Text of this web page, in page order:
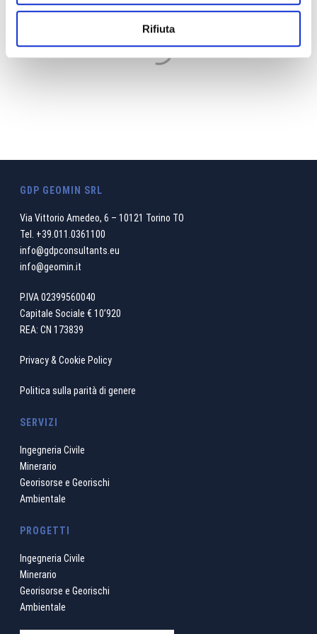
Rifiuta
Riteniamo che il nostro operato debba
di equilibrio etico e sostenibile fra le
cui contribuiamo
GDP GEOMIN SRL
Via Vittorio Amedeo, 6 – 10121 Torino TO
Tel. +39.011.0361100
info@gdpconsultants.eu
info@geomin.it
P.IVA 02399560040
Capitale Sociale € 10’920
REA: CN 173839
Privacy & Cookie Policy
Politica sulla parità di genere
SERVIZI
Ingegneria Civile
Minerario
Georisorse e Georischi
Ambientale
PROGETTI
Ingegneria Civile
Minerario
Georisorse e Georischi
Ambientale